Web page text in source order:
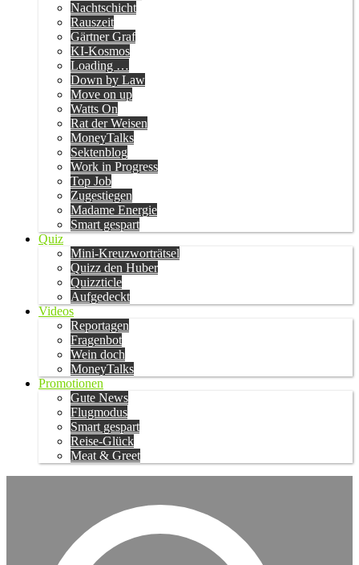
Nachtschicht
Rauszeit
Gärtner Graf
KI-Kosmos
Loading …
Down by Law
Move on up
Watts On
Rat der Weisen
MoneyTalks
Sektenblog
Work in Progress
Top Job
Zugestiegen
Madame Energie
Smart gespart
Quiz
Mini-Kreuzworträtsel
Quizz den Huber
Quizzticle
Aufgedeckt
Videos
Reportagen
Fragenbot
Wein doch
MoneyTalks
Promotionen
Gute News
Flugmodus
Smart gespart
Reise-Glück
Meat & Greet